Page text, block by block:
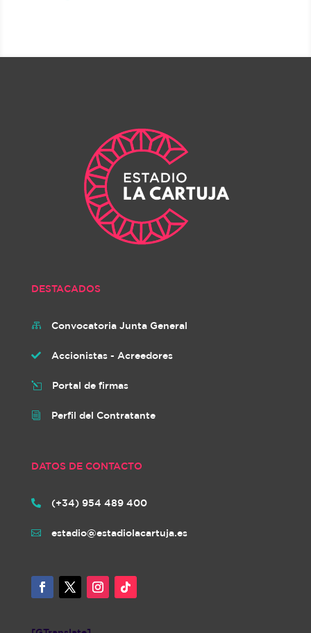
DESTACADOS
 Convocatoria Junta General
 Accionistas - Acreedores
l Portal de firmas
i Perfil del Contratante
DATOS DE CONTACTO
 (+34) 954 489 400
 estadio@estadiolacartuja.es